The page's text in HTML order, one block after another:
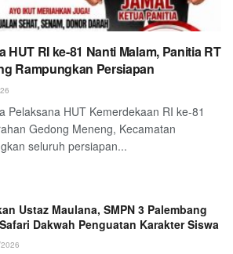
HUT RI ke-81 Nanti Malam, Panitia RT
Rampungkan Persiapan
Pelaksana HUT Kemerdekaan RI ke-81
Gedong Meneng, Kecamatan
seluruh persiapan...
Ustaz Maulana, SMPN 3 Palembang
Dakwah Penguatan Karakter Siswa